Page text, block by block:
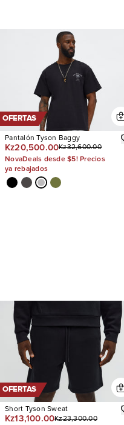
OFERTAS
Pantalón Tyson Baggy
Kz20,500.00Kz32,600.00
NovaDeals desde $5! Precios
ya rebajados
OFERTAS
Short Tyson Sweat
Kz13,100.00Kz23,300.00